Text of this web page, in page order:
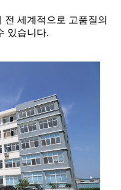
세계적으로 고품질의
있습니다.